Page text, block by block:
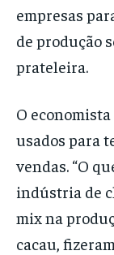
empresas
de produção
prateleira.
O
usados para
vendas. “O
indústria de
mix na
cacau,